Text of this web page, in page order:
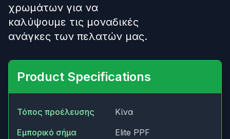
χρωμάτων για να
καλύψουμε τις μοναδικές
ανάγκες των πελατών μας.
Product Specifications
Τόπος προέλευσης
Κίνα
Εμπορικό σήμα
Elite PPF